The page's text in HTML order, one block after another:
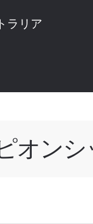
ラリア
オン